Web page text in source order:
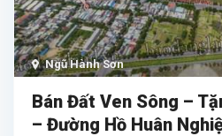
Ngũ Hành Sơn
Bán Đất Ven Sông –
– Đường Hồ Huân